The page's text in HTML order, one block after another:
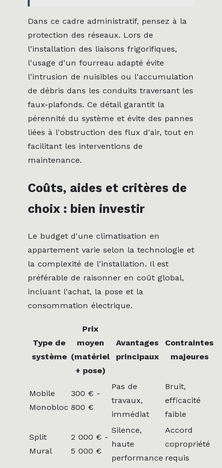
Dans ce cadre administratif, pensez à la
protection des réseaux. Lors de
l'installation des liaisons frigorifiques,
l'usage d'un fourreau adapté évite
l'intrusion de nuisibles ou l'accumulation
de débris dans les conduits traversant les
faux-plafonds. Ce détail garantit la
pérennité du système et évite des pannes
liées à l'obstruction des flux d'air, tout en
facilitant les interventions de
maintenance.
Coûts, aides et critères de
choix : bien investir
Le budget d'une climatisation en
appartement varie selon la technologie et
la complexité de l'installation. Il est
préférable de raisonner en coût global,
incluant l'achat, la pose et la
consommation électrique.
Type de
système
Prix
moyen
(matériel
+ pose)
Avantages
principaux
Contraintes
majeures
Mobile
Monobloc
300 € -
800 €
Pas de
travaux,
immédiat
Bruit,
efficacité
faible
Split
Mural
2 000 € -
5 000 €
Silence,
haute
performance
Accord
copropriété
requis